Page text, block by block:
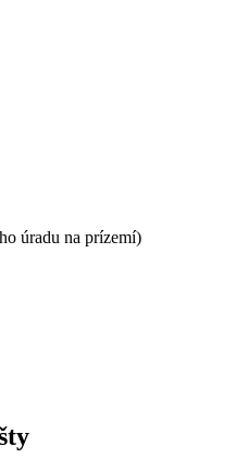
úradu na prízemí)